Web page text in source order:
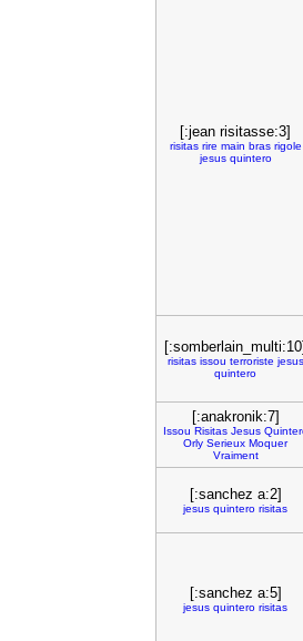
[:jean risitasse:3]
risitas rire main bras rigole
jesus quintero
[:somberlain_multi:10]
risitas issou terroriste jesus
quintero
[:anakronik:7]
Issou Risitas Jesus
Orly Serieux Moquer
Vraiment
[:sanchez a:2]
jesus quintero risitas
[:sanchez a:5]
jesus quintero risitas